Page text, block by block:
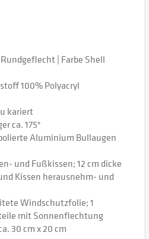
| Farbe Shell
100% Polyacryl
kariert
ca. 175°
Aluminium Bullaugen
und Fußkissen; 12 cm dicke
Kissen herausnehm- und
Windschutzfolie; 1
mit Sonnenflechtung
30 cm x 20 cm